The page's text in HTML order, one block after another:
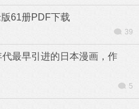
61册PDF下载
39
代最早引进的日本漫画，作
5